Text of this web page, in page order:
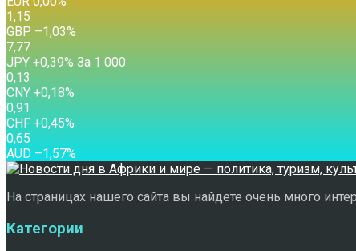
1,15
GBP –1,03%
7,77
JPY +0,39% За 1 000
0,13
CNY +0,18%
0,91
CHF +0,45%
0,65
AUD –1,57%
На страницах нашего сайта вы найдете очень много
Категории